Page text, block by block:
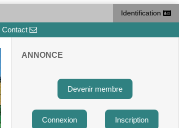
Identification
Contact
ANNONCE
Devenir membre
Connexion Inscription